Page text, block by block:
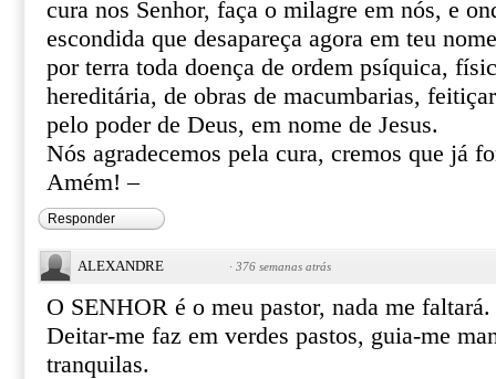
cura nos Senhor, faça o milagre em nós, e
escondida que desapareça agora em teu
por terra toda doença de ordem psíquica,
hereditária, de obras de macumbarias,
pelo poder de Deus, em nome de Jesus.
Nós agradecemos pela cura, cremos que já
Amém! –
Responder
ALEXANDRE · 376 semanas atrás
O SENHOR é o meu pastor, nada me faltará.
Deitar-me faz em verdes pastos, guia-me
tranquilas.